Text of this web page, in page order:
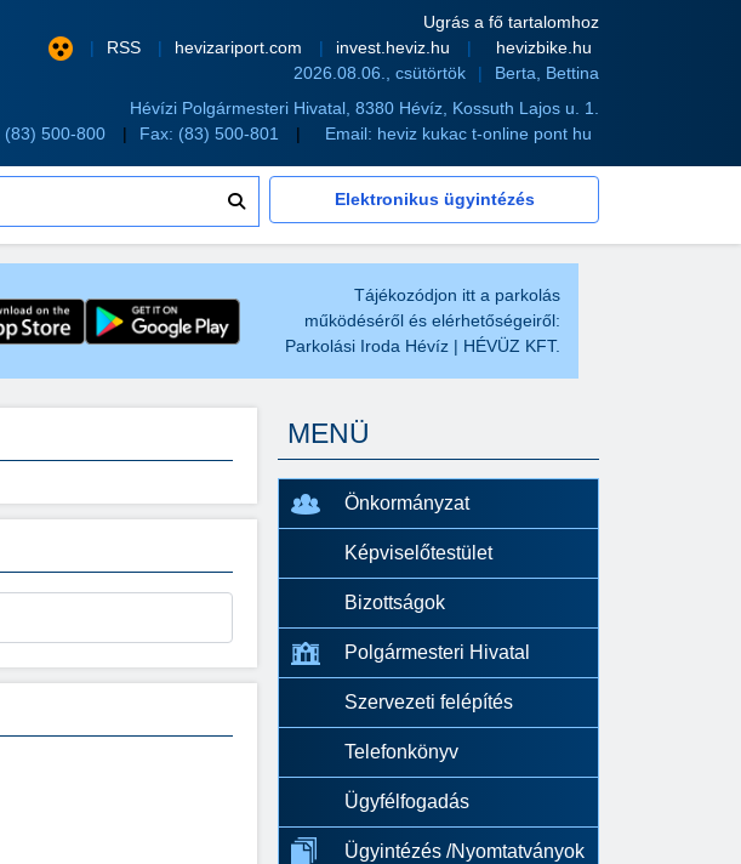
Ugrás a fő tartalomhoz
RSS
hevizariport.com invest.heviz.hu
hevizbike.hu
2026.08.06., csütörtök
Berta, Bettina
Hévízi Polgármesteri Hivatal, 8380 Hévíz, Kossuth Lajos u. 1.
(83) 500-800 Fax: (83) 500-801 Email: heviz kukac t-online pont hu
Elektronikus ügyintézés
Tájékozódjon itt a parkolás
működéséről és elérhetőségeiről:
Parkolási Iroda Hévíz | HÉVÜZ KFT.
MENÜ
Önkormányzat
Képviselőtestület
Bizottságok
Polgármesteri Hivatal
Szervezeti felépítés
Telefonkönyv
Ügyfélfogadás
Ügyintézés /Nyomtatványok